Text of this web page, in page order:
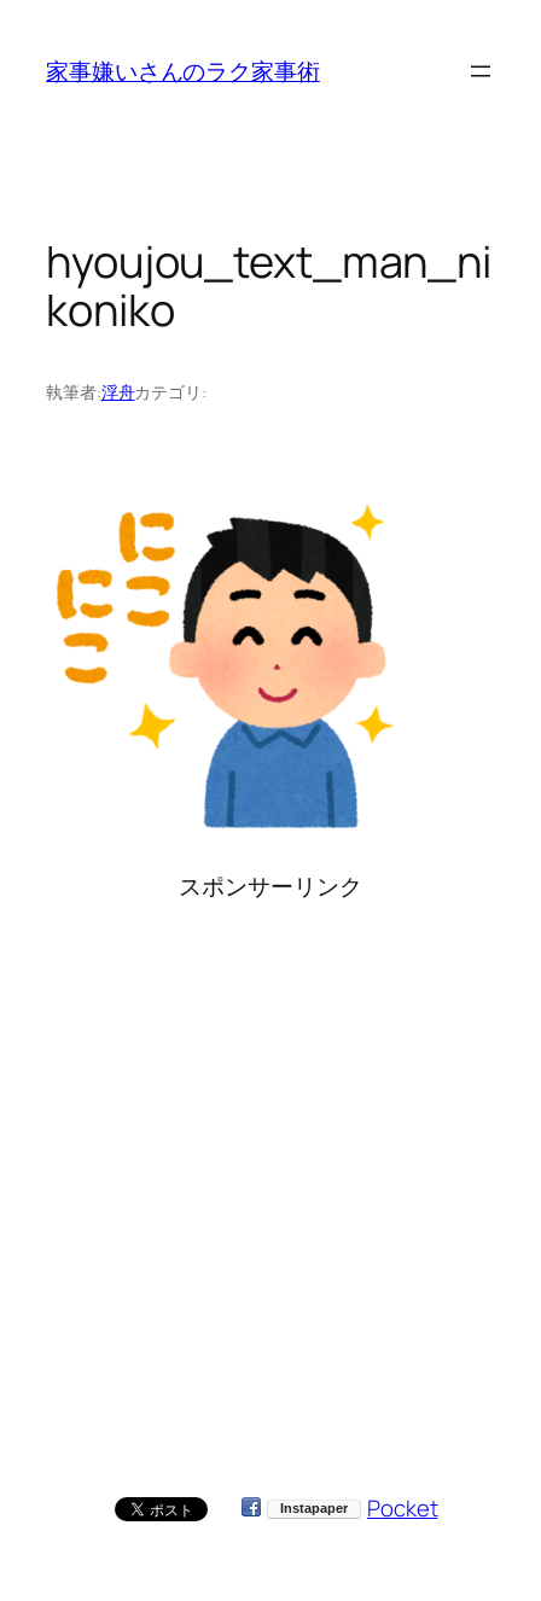
家事嫌いさんのラク家事術
hyoujou_text_man_ni
koniko
執筆者:浮舟カテゴリ:
スポンサーリンク
Pocket